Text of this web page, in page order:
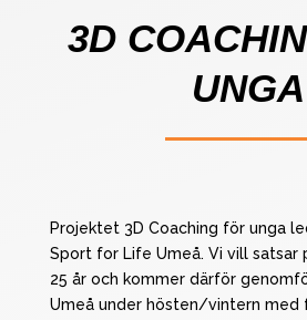
3D
UNGA
Projektet 3D Coaching för unga
Sport for Life Umeå. Vi vill satsar
25 år och kommer därför
Umeå under hösten/vintern med